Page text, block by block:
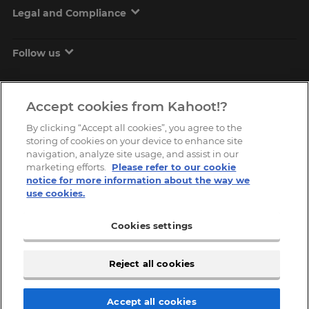
Legal and Compliance
Follow us
Copyright © 2026, Kahoot! All Rights Reserved.
Accept cookies from Kahoot!?
By clicking “Accept all cookies”, you agree to the
storing of cookies on your device to enhance site
navigation, analyze site usage, and assist in our
marketing efforts.
Please refer to our cookie
notice for more information about the way we
use cookies.
Cookies settings
Reject all cookies
Accept all cookies